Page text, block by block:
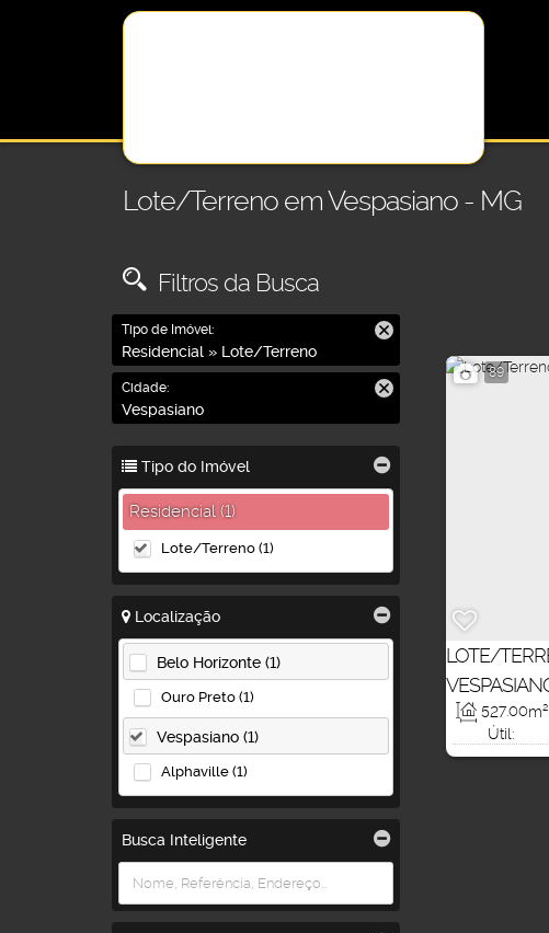
Lote/Terreno em Vespasiano - MG
Filtros da Busca
Tipo de Imóvel:
Residencial » Lote/Terreno
Cidade:
Vespasiano
Tipo do Imóvel
Residencial (1)
Lote/Terreno (1)
Localização
Belo Horizonte (1)
Ouro Preto (1)
Vespasiano (1)
Alphaville (1)
Busca Inteligente
89
LOTE/
Útil:
527.00m²